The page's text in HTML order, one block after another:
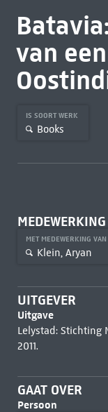
van een
IS SOORT WERK
Books
MET MEDEWERKING VAN
Klein, Aryan
UITGEVER
Uitgave
Lelystad: Stichting
2011.
GAAT OVER
Persoon